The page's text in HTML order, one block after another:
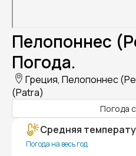
Пелопоннес
Погода.
Греция, Пелопоннес
(Patra)
Погода
Средняя
Погода на весь год